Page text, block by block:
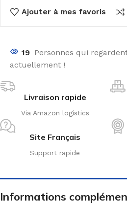
Ajouter à mes favoris
19 Personnes qui
actuellement !
Livraison rapide
Via Amazon logistics
Site Français
Support rapide
Informations